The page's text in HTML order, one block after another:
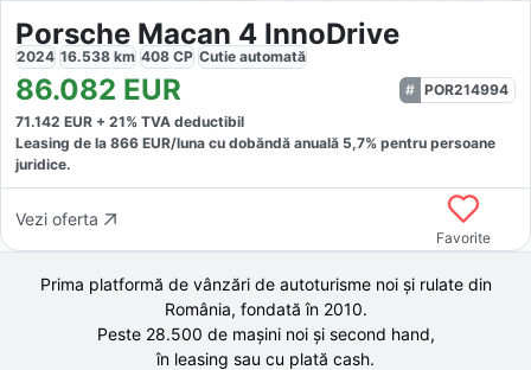
Porsche Macan 4 InnoDrive
2024 16.538 km 408 CP Cutie automată
86.082 EUR
POR214994
71.142 EUR + 21% TVA deductibil
Leasing de la 866 EUR/luna cu dobăndă anuală 5,7% pentru persoane
juridice.
Vezi oferta
Favorite
Prima platformă de vânzări de autoturisme noi și rulate din
România, fondată în 2010.
Peste 28.500 demașini noi și second hand,
în leasing sau cu plată cash.